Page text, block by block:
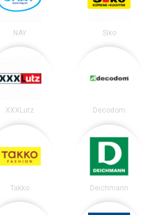
NAY Siko
XXXLutz Decodom
Takko Deichmann